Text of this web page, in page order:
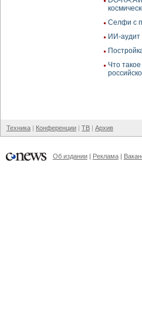
Селфи с
ИИ-аудит
Что
Техника Конференции ТВ Архив
Об издании Реклама